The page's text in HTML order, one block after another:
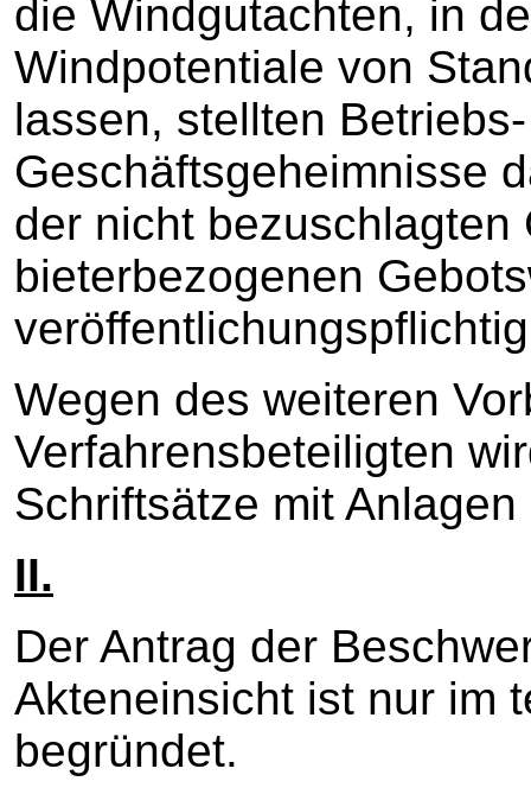
die Windgutachten, in
Windpotentiale von
lassen, stellten
Geschäftsgeheimnisse
der nicht bezuschlagten
bieterbezogenen
Wegen des weiteren
Verfahrensbeteiligten
Schriftsätze mit
II.
Der Antrag der
Akteneinsicht ist nur im
begründet.